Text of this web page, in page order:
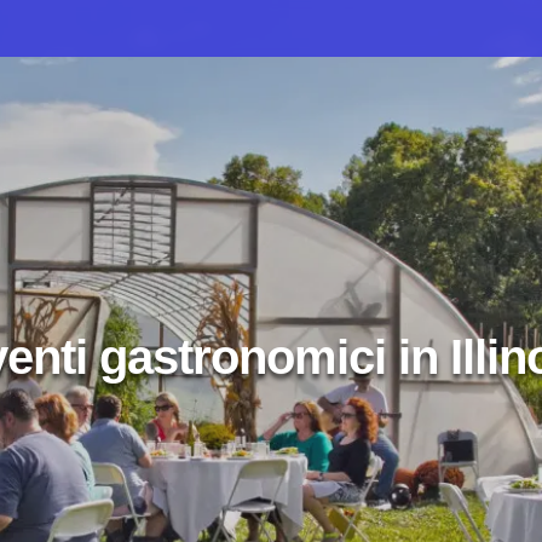
gastronomici in